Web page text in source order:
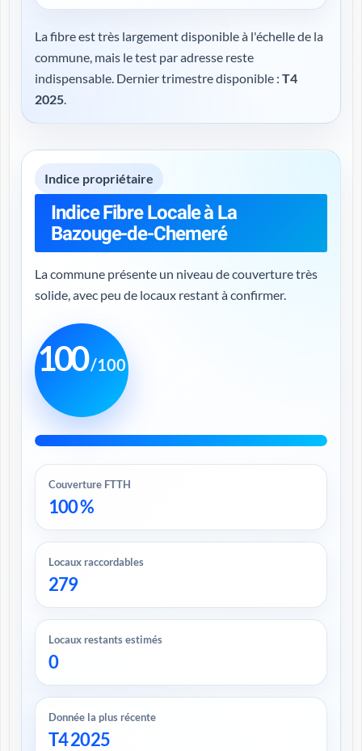
La fibre est très largement disponible à l'échelle de la
commune, mais le test par adresse reste
indispensable. Dernier trimestre disponible : T4
2025.
Indice propriétaire
Indice Fibre Locale à La
Bazouge-de-Chemeré
La commune présente un niveau de couverture très
solide, avec peu de locaux restant à confirmer.
100/100
Couverture FTTH
100 %
Locaux raccordables
279
Locaux restants estimés
0
Donnée la plus récente
T4 2025